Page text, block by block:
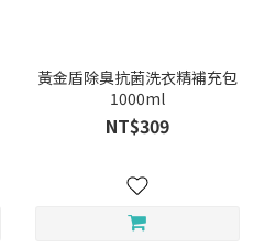
黃金盾除臭抗菌洗衣精補充包
1000ml
NT$309